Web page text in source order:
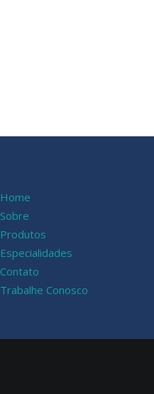
Home
Sobre
Produtos
Especialidades
Contato
Trabalhe Conosco